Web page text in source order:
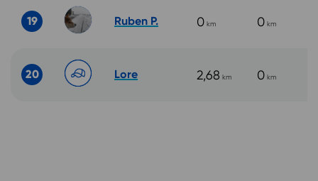
19 Ruben P. 0 km 0 km
20 Lore 2,68 km 0 km